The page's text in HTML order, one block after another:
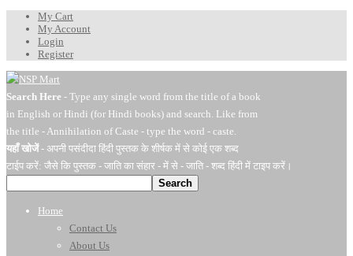
My Cart
My Account
Login
Register
Search Here - Type any single word from the title of a book
in English or Hindi (for Hindi books) and search. Like from
the title - Annihilation of Caste - type the word - caste.
यहाँ खोजें- अपनी पसंदीदा हिंदी पुस्तक के शीर्षक में से कोई एक शब्द
टाईप करें: जैसे कि पुस्तक - जाति का संहार - में से - जाति - शब्द हिंदी में टाइप करें।
Search
Home
Contact Us
About Us